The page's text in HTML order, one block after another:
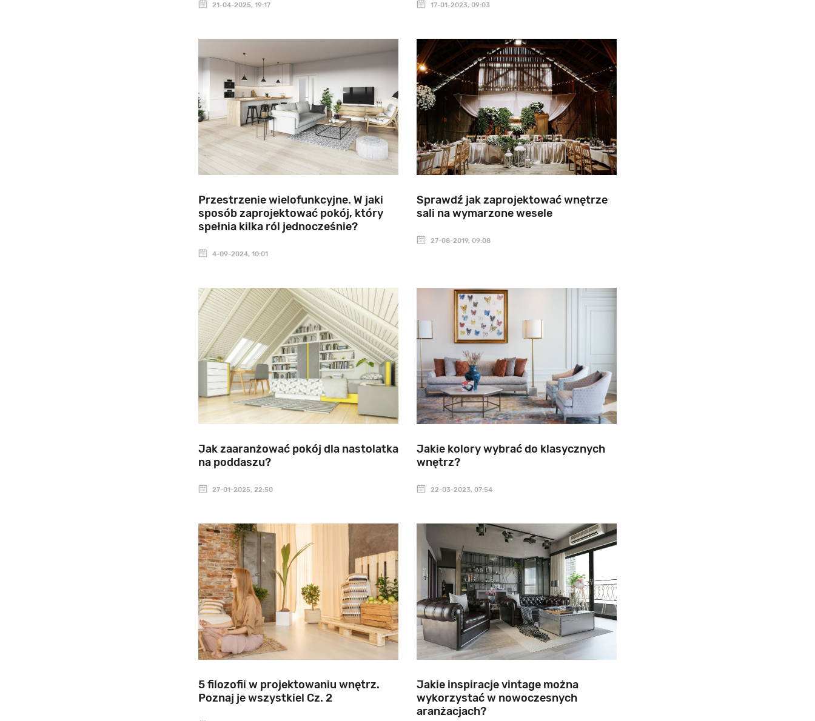
21-04-2025, 19:17 17-01-2023, 09:03
Przestrzenie wielofunkcyjne. W jaki
sposób zaprojektować pokój, który
spełnia kilka ról jednocześnie?
4-09-2024, 10:01
Sprawdź jak zaprojektować wnętrze
sali na wymarzone wesele
27-08-2019, 09:08
Jak zaaranżować pokój dla nastolatka
na poddaszu?
27-01-2025, 22:50
Jakie kolory wybrać do klasycznych
wnętrz?
22-03-2023, 07:54
5 filozofii w projektowaniu wnętrz.
Poznaj je wszystkie! Cz. 2
Jakie inspiracje vintage można
wykorzystać w nowoczesnych
aranżacjach?